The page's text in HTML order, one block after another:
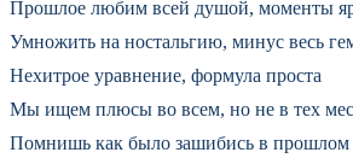
Прошлое любим всей душой, моменты
Умножить на ностальгию, минус весь
Нехитрое уравнение, формула проста
Мы ищем плюсы во всем, но не в тех
Помнишь как было зашибись в прошлом